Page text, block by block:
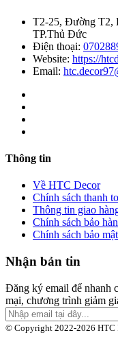
T2-25, Đường T2,
TP.Thủ Đức
Điện thoại:
Website: https://
Email:
Thông tin
Về HTC Decor
Chính sách thanh
Thông tin giao
Chính sách bảo
Chính sách bảo mật
Nhận bản tin
Đăng ký email để nhanh
mại, chương trình giảm
© Copyright 2022-2026 HTC